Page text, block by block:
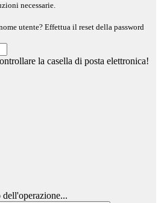
necessarie.
utente? Effettua il reset della password
la casella di posta elettronica!